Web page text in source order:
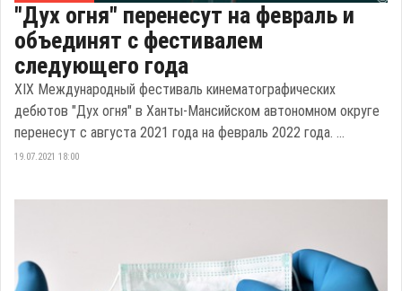
"Дух огня" перенесут на февраль и
объединят с фестивалем
следующего года
XIX Международный фестиваль кинематографических
дебютов "Дух огня" в Ханты-Мансийском автономном округе
перенесут с августа 2021 года на февраль 2022 года. ...
19.07.2021 18:00